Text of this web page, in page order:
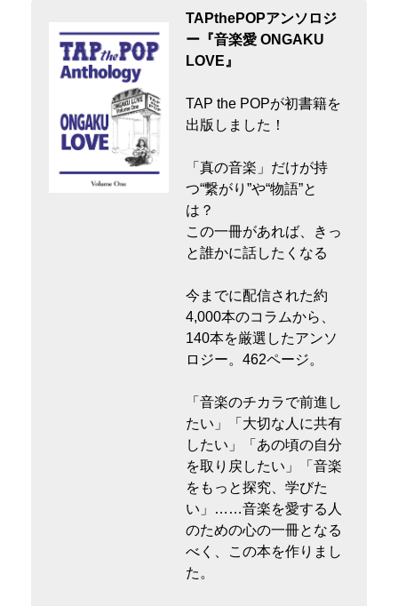
TAPthePOPアンソロジ
ー『音楽愛 ONGAKU
LOVE』
TAP the POPが初書籍を
出版しました！
「真の音楽」だけが持
つ“繋がり”や“物語”と
は？
この一冊があれば、きっ
と誰かに話したくなる
今までに配信された約
4,000本のコラムから、
140本を厳選したアンソ
ロジー。462ページ。
「音楽のチカラで前進し
たい」「大切な人に共有
したい」「あの頃の自分
を取り戻したい」「音楽
をもっと探究、学びた
い」……音楽を愛する人
のための心の一冊となる
べく、この本を作りまし
た。